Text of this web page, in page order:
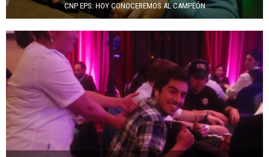
CNP EPS: HOY CONOCEREMOS AL CAMPEÓN